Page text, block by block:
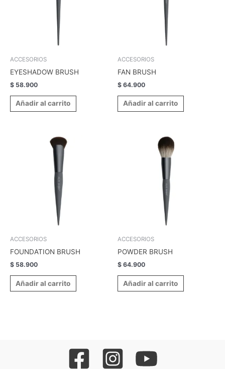
ACCESORIOS
EYESHADOW BRUSH
$ 58.900
Añadir al carrito
ACCESORIOS
FAN BRUSH
$ 64.900
Añadir al carrito
ACCESORIOS
FOUNDATION BRUSH
$ 58.900
Añadir al carrito
ACCESORIOS
POWDER BRUSH
$ 64.900
Añadir al carrito